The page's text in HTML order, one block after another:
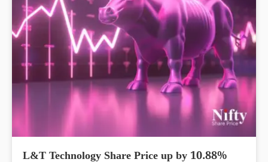
L&T Technology Share Price up by 10.88%